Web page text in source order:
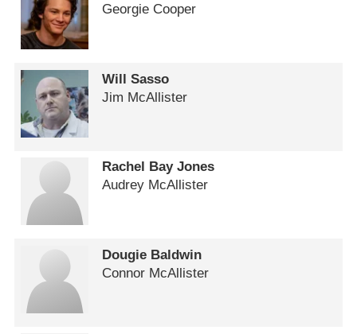
Georgie Cooper
Will Sasso
Jim McAllister
Rachel Bay Jones
Audrey McAllister
Dougie Baldwin
Connor McAllister